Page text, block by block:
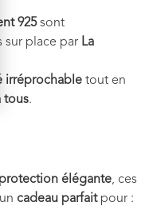
925sont
sur place par La
irréprochable tout en
tous.
élégante, ces
cadeau parfaitpour :